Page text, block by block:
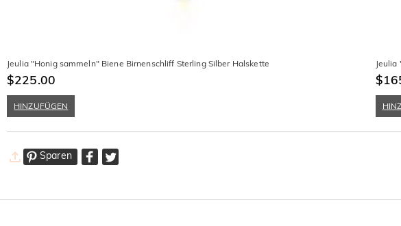
Jeulia "Honig sammeln" Biene Birnenschliff Sterling Silber Halskette
$225.00
HINZUFÜGEN
Sparen